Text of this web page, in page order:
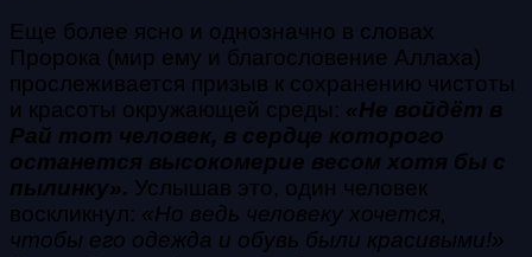
Еще более ясно и однозначно в словах
Пророка (мир ему и благословение Аллаха)
прослеживается призыв к сохранению чистоты
и красоты окружающей среды: «Не войдёт в
Рай тот человек, в сердце которого
останется высокомерие весом хотя бы с
пылинку». Услышав это, один человек
воскликнул: «Но ведь человеку хочется,
чтобы его одежда и обувь были красивыми!»